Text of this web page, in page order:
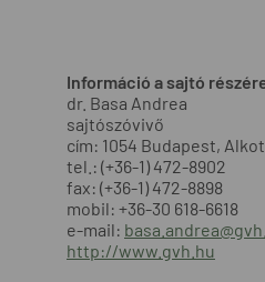
Információ a sajtó
dr. Basa Andrea
sajtószóvivő
cím: 1054 Budapest,
tel.: (+36-1) 472-8902
fax: (+36-1) 472-8898
mobil: +36-30 618-6618
e-mail:
http://www.gvh.hu